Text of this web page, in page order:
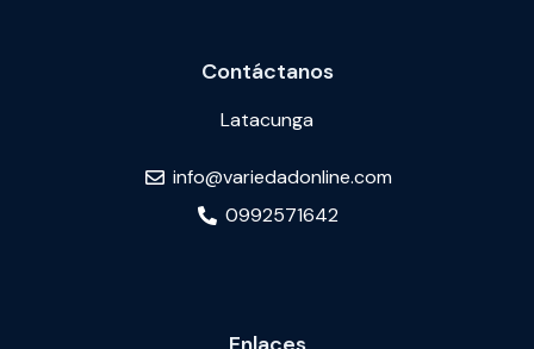
Contáctanos
Latacunga
info@variedadonline.com
0992571642